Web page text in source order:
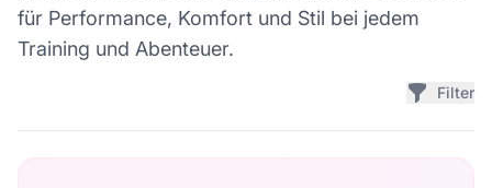
für Performance, Komfort und Stil bei jedem
Training und Abenteuer.
Filter